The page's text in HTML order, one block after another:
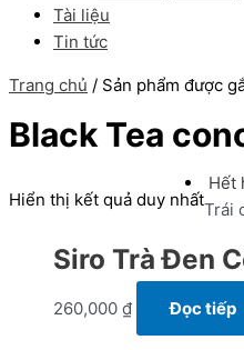
Tài liệu
Tin tức
Trang chủ / Sản phẩm được
Black Tea
Hiển thị kết quả duy nhất
Hết
Trái
Siro Trà Đen
260,000 ₫ Đọc tiếp